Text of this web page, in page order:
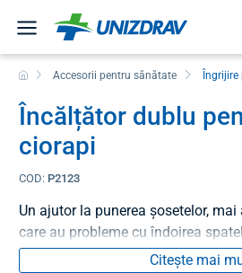
Accesorii pentru sănătate
Încălțător dublu
ciorapi
COD: P2123
Un ajutor la punerea șosetelor,
care au probleme cu îndoirea
Citește mai